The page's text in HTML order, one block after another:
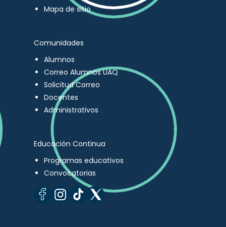
Mapa de sitio
Comunidades
Alumnos
Correo Alumnos UAQ
Solicitud Correo
Docentes
Administrativos
Educación Continua
Programas educativos
Convocatorias